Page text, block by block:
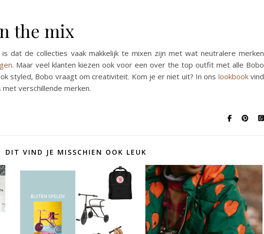
the mix
dat de collecties vaak makkelijk te mixen zijn met wat neutralere merken
. Maar veel klanten kiezen ook voor een over the top outfit met alle Bobo
styled, Bobo vraagt om creativiteit. Kom je er niet uit? In ons lookbookvind
verschillende merken.
DIT VIND JE MISSCHIEN OOK LEUK